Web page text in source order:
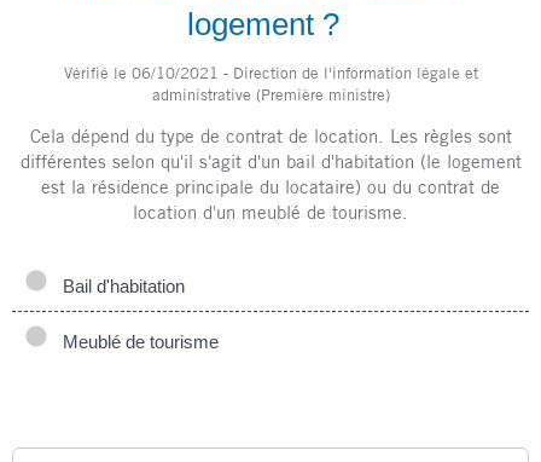
logement ?
Vérifié le 06/10/2021 - Direction de l'information légale et
administrative (Première ministre)
Cela dépend du type de contrat de location. Les règles sont
différentes selon qu'il s'agit d'un bail d'habitation (le logement
est la résidence principale du locataire) ou du contrat de
location d'un meublé de tourisme.
Bail d'habitation
Meublé de tourisme